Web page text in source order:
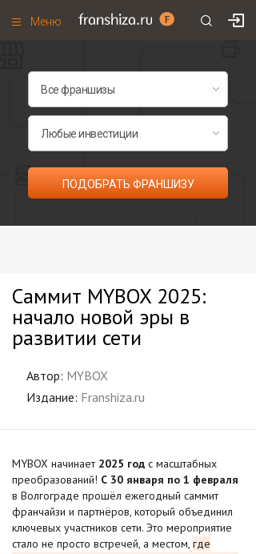
Меню
Франшизы по категориям
Рейтинг франшиз
Все франшизы списком
ПОДОБРАТЬ ФРАНШИЗУ
Саммит MYBOX 2025:
начало новой эры в
развитии сети
Автор: MYBOX
Издание: Franshiza.ru
MYBOX начинает 2025 год с масштабных
преобразований! С 30 января по 1 февраля
в Волгограде прошёл ежегодный саммит
франчайзи и партнёров, который объединил
ключевых участников сети. Это мероприятие
стало не просто встречей, а местом, где